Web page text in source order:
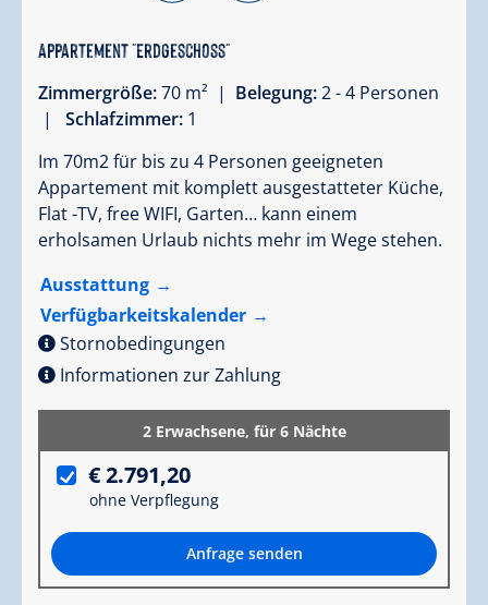
Appartement "Erdgeschoss"
Zimmergröße:70 m² | Belegung:2 - 4 Personen
|
Schlafzimmer: 1
Im 70m2 für bis zu 4 Personen geeigneten
Appartement mit komplett ausgestatteter Küche,
Flat -TV, free WIFI, Garten… kann einem
erholsamen Urlaub nichts mehr im Wege stehen.
Ausstattung
Verfügbarkeitskalender
Stornobedingungen
Informationen zur Zahlung
2 Erwachsene, für 6 Nächte
€ 2.791,20
ohne Verpflegung
Anfrage senden